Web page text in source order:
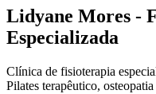
Lidyane Mores -
Especializada
Clínica de fisioterapia
Pilates terapêutico,